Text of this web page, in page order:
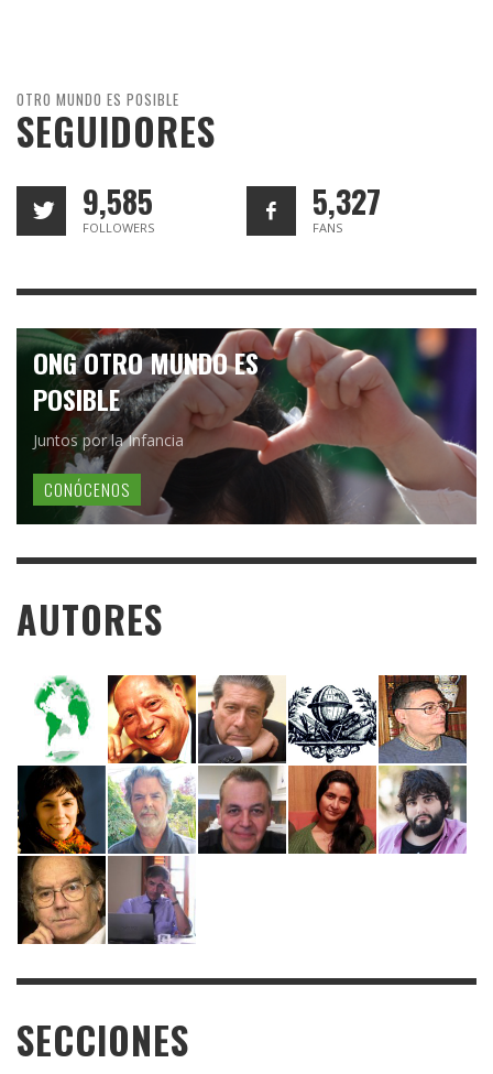
OTRO MUNDO ES POSIBLE
SEGUIDORES
9,585
FOLLOWERS
5,327
FANS
ONG OTRO MUNDO ES
POSIBLE
Juntos por la Infancia
CONÓCENOS
AUTORES
SECCIONES